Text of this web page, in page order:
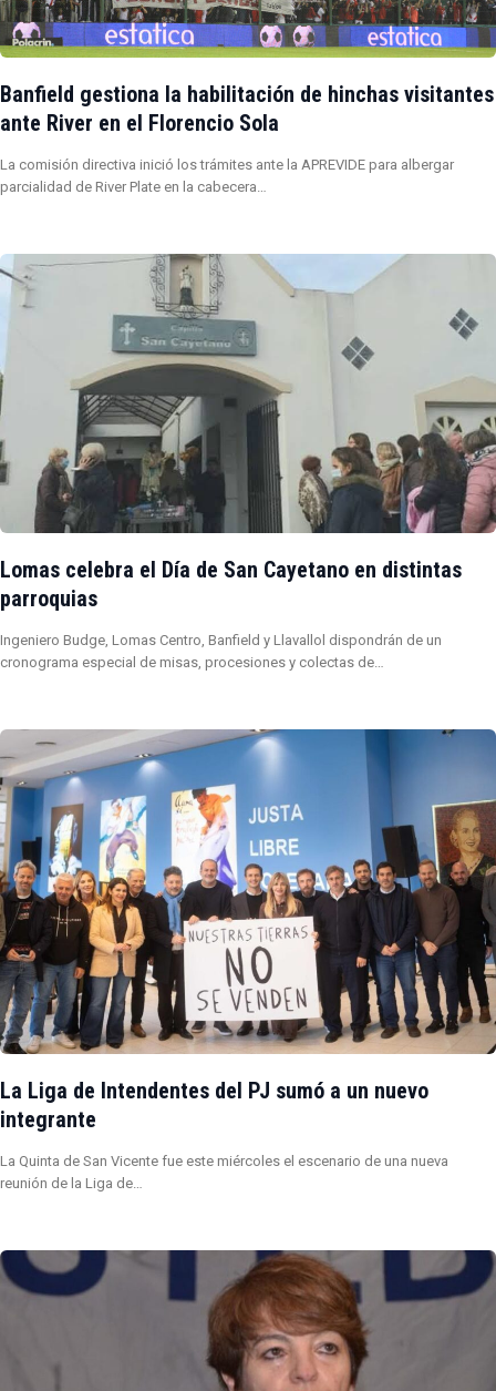
Banfield gestiona la habilitación de hinchas visitantes
ante River en el Florencio Sola
La comisión directiva inició los trámites ante la APREVIDE para albergar
parcialidad de River Plate en la cabecera…
Lomas celebra el Día de San Cayetano en distintas
parroquias
Ingeniero Budge, Lomas Centro, Banfield y Llavallol dispondrán de un
cronograma especial de misas, procesiones y colectas de…
La Liga de Intendentes del PJ sumó a un nuevo
integrante
La Quinta de San Vicente fue este miércoles el escenario de una nueva
reunión de la Liga de…